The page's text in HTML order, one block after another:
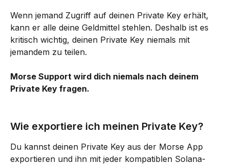
Wenn jemand Zugriff auf deinen Private Key erhält,
kann er alle deine Geldmittel stehlen. Deshalb ist es
kritisch wichtig, deinen Private Key niemals mit
jemandem zu teilen.
Morse Support wird dich niemals nach deinem
Private Key fragen.
Wie exportiere ich meinen Private Key?
Du kannst deinen Private Key aus der Morse App
exportieren und ihn mit jeder kompatiblen Solana-